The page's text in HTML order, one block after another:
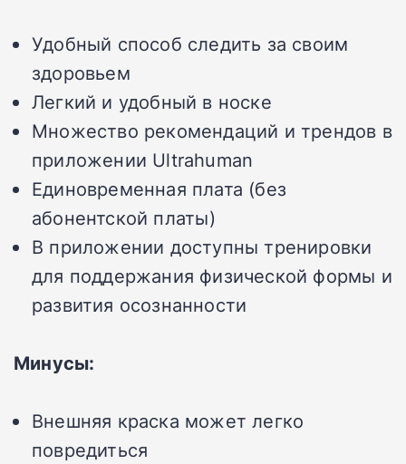
Удобный способ следить за своим
здоровьем
Легкий и удобный в носке
Множество рекомендаций и трендов в
приложении Ultrahuman
Единовременная плата (без
абонентской платы)
В приложении доступны тренировки
для поддержания физической формы и
развития осознанности
Минусы:
Внешняя краска может легко
повредиться